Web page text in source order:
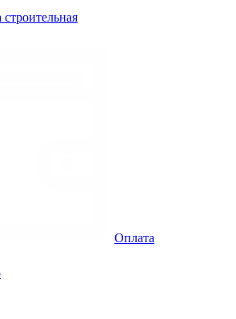
строительная
Оплата